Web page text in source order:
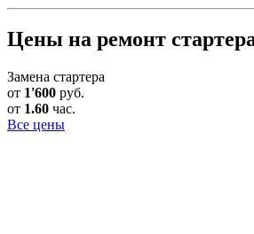
Цены на ремонт
Замена стартера
от 1'600 руб.
от 1.60 час.
Все цены